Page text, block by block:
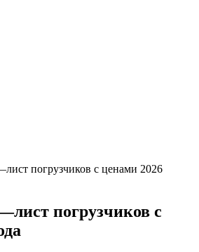
погрузчиков с